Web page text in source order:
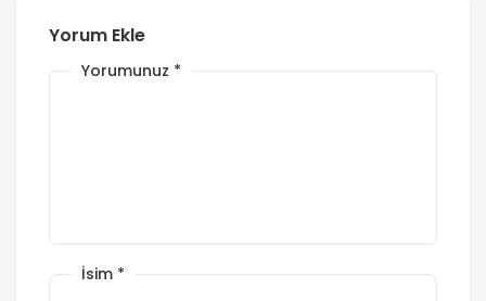
Yorum Ekle
Yorumunuz *
İsim *